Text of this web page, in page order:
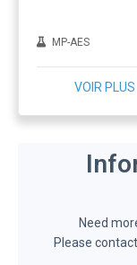
MP-AES
VOIR PLUS
Need
Please